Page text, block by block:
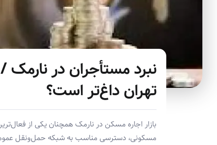
نبرد مستأجران در نارمک /
تهران داغ‌تر است؟
بازار اجاره مسکن در نارمک همچنان یکی از
مسکونی، دسترسی مناسب به شبکه حمل‌ونقل عمومی